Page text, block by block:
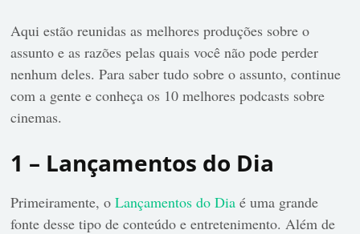
Aqui estão reunidas as melhores produções sobre o
assunto e as razões pelas quais você não pode perder
nenhum deles. Para saber tudo sobre o assunto, continue
com a gente e conheça os 10 melhores podcasts sobre
cinemas.
1 – Lançamentos do Dia
Primeiramente, oLançamentos do Dia é uma grande
fonte desse tipo de conteúdo e entretenimento. Além de